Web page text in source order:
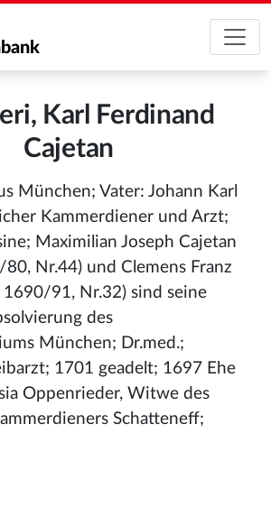
Karl Ferdinand
Cajetan
München; Vater: Johann Karl
Kammerdiener und Arzt;
Maximilian Joseph Cajetan
Nr.44) und Clemens Franz
1690/91, Nr.32) sind seine
des
München; Dr.med.;
1701 geadelt; 1697 Ehe
Oppenrieder, Witwe des
Schatteneff;